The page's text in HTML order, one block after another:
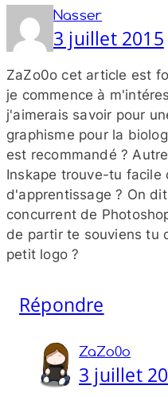
Nasser
3 juillet 2015
ZaZo0o cet article est
je commence à
j'aimerais savoir pour
graphisme pour la
est recommandé ?
Inskape trouve-​tu facile
d'apprentissage ? On
concurrent de
de partir te souviens tu
petit logo ?
Répondre
ZaZo0o
3 juillet